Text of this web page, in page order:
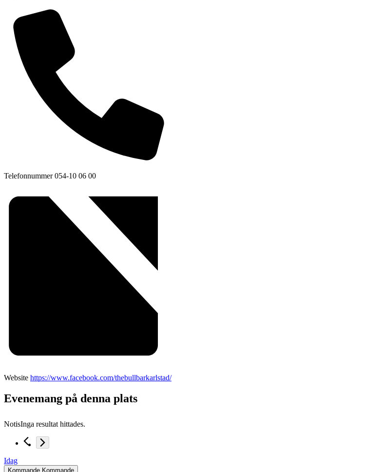
Telefonnummer054-10 06 00
Website https://www.facebook.com/thebullbarkarlstad/
Evenemang på denna plats
NotisInga resultat hittades.
Idag
Kommande Kommande